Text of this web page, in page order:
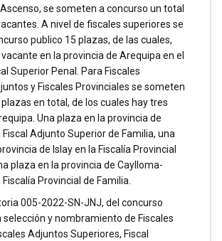
se someten a concurso un total
A nivel de fiscales superiores se
publico 15 plazas, de las cuales,
en la provincia de Arequipa en el
Superior Penal. Para Fiscales
y Fiscales Provinciales se someten
en total, de los cuales hay tres
Una plaza en la provincia de
Adjunto Superior de Familia, una
de Islay en la Fiscalía Provincial
plaza en la provincia de Caylloma-
Provincial de Familia.
005-2022-SN-JNJ, del concurso
selección y nombramiento de Fiscales
Adjuntos Superiores, Fiscal